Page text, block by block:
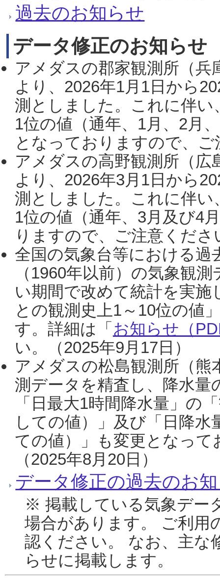
過去のお知らせ
データ修正のお知らせ
アメダスの郡家観測所（
より、2026年1月1日から
測としました。これに伴い
1位の値（通年、1月、2月
となっておりますので、
アメダスの高野観測所（
より、2026年3月1日から
測としました。これに伴い
1位の値（通年、3月及び4
りますので、ご注意くだ
全国の気象台等における過
（1960年以前）の気象観
い期間で改めて統計を実
との観測史上1～10位の値
す。詳細は「 お知らせ（
い。（2025年9月17日）
アメダスの松島観測所（熊
測データを精査し、降水
「日最大1時間降水量」の
しての値）」及び「日降
ての値）」も変更となっ
（2025年8月20日）
データ修正の過去のお
※ 掲載している気象デー
場合があります。 ご利用
認ください。 なお、主な
らせに掲載します。